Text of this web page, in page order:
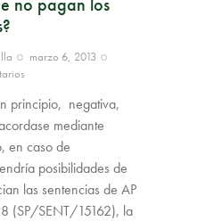
marzo 6, 2013
principio, negativa,
mediante
en caso de
posibilidades de
las sentencias de AP
(SP/SENT/15162), la